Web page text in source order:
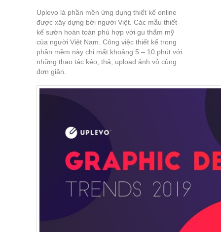
Uplevo là phần mền ứng dụng thiết kế online
được xây dựng bởi người Việt. Các mẫu thiết
kế sườn hoàn toàn phù hợp với gu thẩm mỹ
của người Việt Nam. Công việc thiết kế trong
phần mềm này chỉ mất khoảng 5 – 10 phút với
những thao tác kéo, thả, upload ảnh vô cùng
đơn giản.